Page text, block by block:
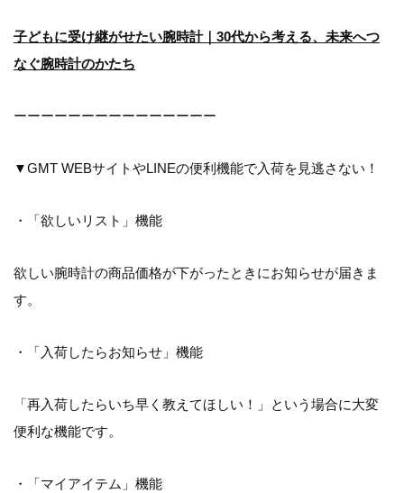
子どもに受け継がせたい腕時計｜30代から考える、未来へつ
なぐ腕時計のかたち
ーーーーーーーーーーーーーーー
▼GMT WEBサイトやLINEの便利機能で入荷を見逃さない！
・「欲しいリスト」機能
欲しい腕時計の商品価格が下がったときにお知らせが届きま
す。
・「入荷したらお知らせ」機能
「再入荷したらいち早く教えてほしい！」という場合に大変
便利な機能です。
・「マイアイテム」機能